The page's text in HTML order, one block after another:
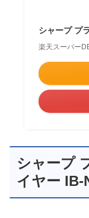
シャープ プ
楽天スーパー
シャープ
イヤー IB-